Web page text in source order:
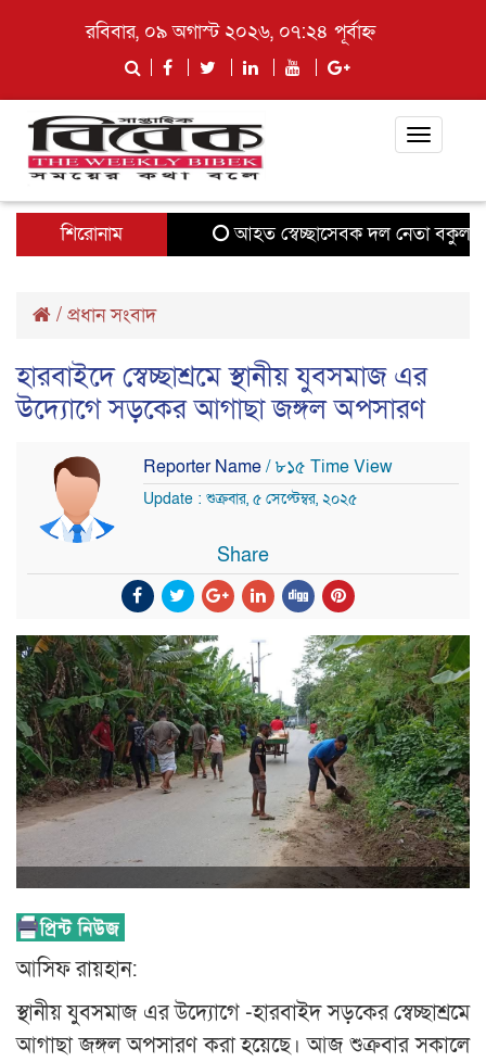
রবিবার, ০৯ অগাস্ট ২০২৬, ০৭:২৪ পূর্বাহ্ন
Toggle
শিরোনাম আহত স্বেচ্ছাসেবক দল নেতা বকুল
/ প্রধান সংবাদ
হারবাইদে স্বেচ্ছাশ্রমে স্থানীয় যুবসমাজ এর
উদ্যোগে সড়কের আগাছা জঙ্গল অপসারণ
Reporter Name/ ৮১৫ Time View
Update : শুক্রবার, ৫ সেপ্টেম্বর, ২০২৫
Share
আসিফ রায়হান:
স্থানীয় যুবসমাজ এর উদ্যোগে -হারবাইদ সড়কের স্বেচ্ছাশ্রমে
আগাছা জঙ্গল অপসারণ করা হয়েছে। আজ শুক্রবার সকালে